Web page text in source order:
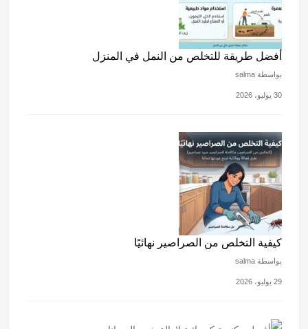
أفضل طريقة للتخلص من النمل في المنزل
بواسطة salma
30 يوليو، 2026
كيفية التخلص من الصراصير نهائيًا
بواسطة salma
29 يوليو، 2026